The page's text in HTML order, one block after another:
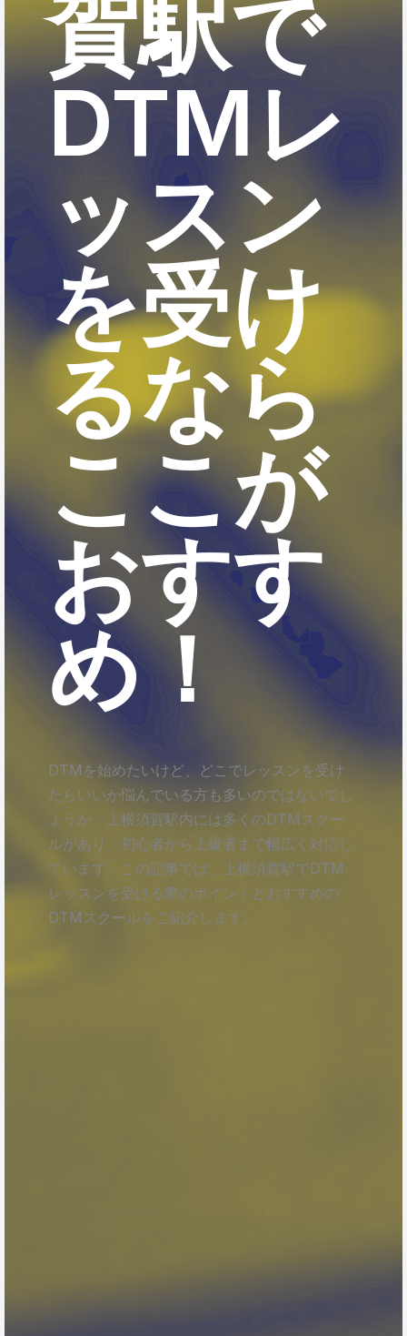
賀駅で
DTMレ
ッスン
を受け
るなら
ここが
おすす
め！
DTMを始めたいけど、どこでレッスンを受け
たらいいか悩んでいる方も多いのではないでし
ょうか。上横須賀駅内には多くのDTMスクー
ルがあり、初心者から上級者まで幅広く対応し
ています。この記事では、上横須賀駅でDTM
レッスンを受ける際のポイントとおすすめの
DTMスクールをご紹介します。